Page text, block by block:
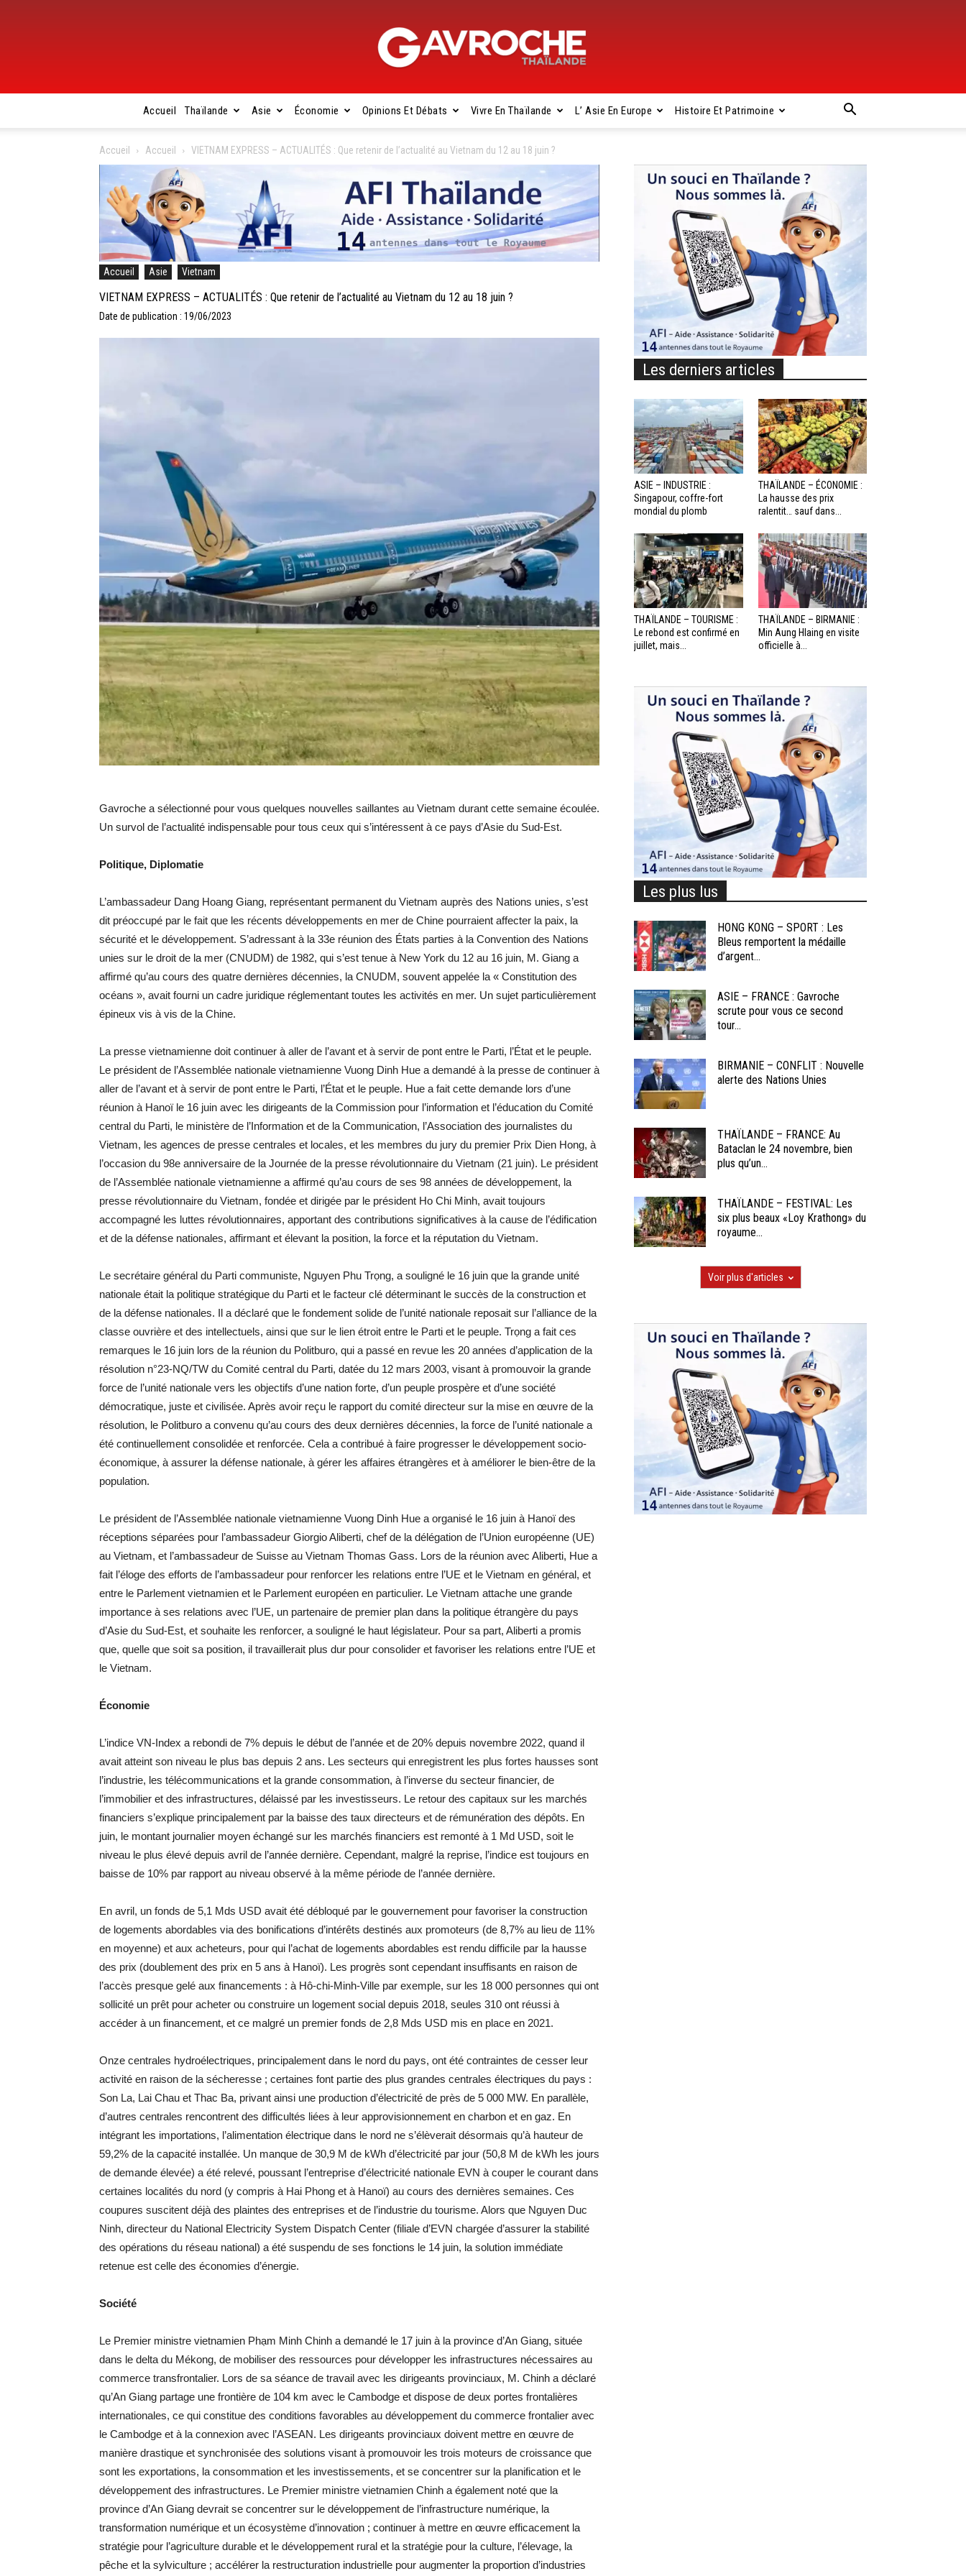
Gavroche
Thaïlande
Accueil Thaïlande Asie Économie Opinions Et Débats Vivre En Thaïlande L’ Asie En Europe Histoire Et Patrimoine
Accueil Accueil VIETNAM EXPRESS – ACTUALITÉS : Que retenir de l’actualité au Vietnam du 12 au 18 juin ?
Accueil Asie Vietnam
VIETNAM EXPRESS – ACTUALITÉS : Que retenir de l’actualité au Vietnam du 12 au 18 juin ?
Date de publication : 19/06/2023
Gavroche a sélectionné pour vous quelques nouvelles saillantes au Vietnam durant cette semaine écoulée.
Un survol de l’actualité indispensable pour tous ceux qui s’intéressent à ce pays d’Asie du Sud-Est.
Politique, Diplomatie
L’ambassadeur Dang Hoang Giang, représentant permanent du Vietnam auprès des Nations unies, s’est
dit préoccupé par le fait que les récents développements en mer de Chine pourraient affecter la paix, la
sécurité et le développement. S’adressant à la 33e réunion des États parties à la Convention des Nations
unies sur le droit de la mer (CNUDM) de 1982, qui s’est tenue à New York du 12 au 16 juin, M. Giang a
affirmé qu’au cours des quatre dernières décennies, la CNUDM, souvent appelée la « Constitution des
océans », avait fourni un cadre juridique réglementant toutes les activités en mer. Un sujet particulièrement
épineux vis à vis de la Chine.
La presse vietnamienne doit continuer à aller de l’avant et à servir de pont entre le Parti, l’État et le peuple.
Le président de l’Assemblée nationale vietnamienne Vuong Dinh Hue a demandé à la presse de continuer à
aller de l’avant et à servir de pont entre le Parti, l’État et le peuple. Hue a fait cette demande lors d’une
réunion à Hanoï le 16 juin avec les dirigeants de la Commission pour l’information et l’éducation du Comité
central du Parti, le ministère de l’Information et de la Communication, l’Association des journalistes du
Vietnam, les agences de presse centrales et locales, et les membres du jury du premier Prix Dien Hong, à
l’occasion du 98e anniversaire de la Journée de la presse révolutionnaire du Vietnam (21 juin). Le président
de l’Assemblée nationale vietnamienne a affirmé qu’au cours de ses 98 années de développement, la
presse révolutionnaire du Vietnam, fondée et dirigée par le président Ho Chi Minh, avait toujours
accompagné les luttes révolutionnaires, apportant des contributions significatives à la cause de l’édification
et de la défense nationales, affirmant et élevant la position, la force et la réputation du Vietnam.
Le secrétaire général du Parti communiste, Nguyen Phu Trọng, a souligné le 16 juin que la grande unité
nationale était la politique stratégique du Parti et le facteur clé déterminant le succès de la construction et
de la défense nationales. Il a déclaré que le fondement solide de l’unité nationale reposait sur l’alliance de la
classe ouvrière et des intellectuels, ainsi que sur le lien étroit entre le Parti et le peuple. Trọng a fait ces
remarques le 16 juin lors de la réunion du Politburo, qui a passé en revue les 20 années d’application de la
résolution n°23-NQ/TW du Comité central du Parti, datée du 12 mars 2003, visant à promouvoir la grande
force de l’unité nationale vers les objectifs d’une nation forte, d’un peuple prospère et d’une société
démocratique, juste et civilisée. Après avoir reçu le rapport du comité directeur sur la mise en œuvre de la
résolution, le Politburo a convenu qu’au cours des deux dernières décennies, la force de l’unité nationale a
été continuellement consolidée et renforcée. Cela a contribué à faire progresser le développement socio-
économique, à assurer la défense nationale, à gérer les affaires étrangères et à améliorer le bien-être de la
population.
Le président de l’Assemblée nationale vietnamienne Vuong Dinh Hue a organisé le 16 juin à Hanoï des
réceptions séparées pour l’ambassadeur Giorgio Aliberti, chef de la délégation de l’Union européenne (UE)
au Vietnam, et l’ambassadeur de Suisse au Vietnam Thomas Gass. Lors de la réunion avec Aliberti, Hue a
fait l’éloge des efforts de l’ambassadeur pour renforcer les relations entre l’UE et le Vietnam en général, et
entre le Parlement vietnamien et le Parlement européen en particulier. Le Vietnam attache une grande
importance à ses relations avec l’UE, un partenaire de premier plan dans la politique étrangère du pays
d’Asie du Sud-Est, et souhaite les renforcer, a souligné le haut législateur. Pour sa part, Aliberti a promis
que, quelle que soit sa position, il travaillerait plus dur pour consolider et favoriser les relations entre l’UE et
le Vietnam.
Économie
L’indice VN-Index a rebondi de 7% depuis le début de l’année et de 20% depuis novembre 2022, quand il
avait atteint son niveau le plus bas depuis 2 ans. Les secteurs qui enregistrent les plus fortes hausses sont
l’industrie, les télécommunications et la grande consommation, à l’inverse du secteur financier, de
l’immobilier et des infrastructures, délaissé par les investisseurs. Le retour des capitaux sur les marchés
financiers s’explique principalement par la baisse des taux directeurs et de rémunération des dépôts. En
juin, le montant journalier moyen échangé sur les marchés financiers est remonté à 1 Md USD, soit le
niveau le plus élevé depuis avril de l’année dernière. Cependant, malgré la reprise, l’indice est toujours en
baisse de 10% par rapport au niveau observé à la même période de l’année dernière.
En avril, un fonds de 5,1 Mds USD avait été débloqué par le gouvernement pour favoriser la construction
de logements abordables via des bonifications d’intérêts destinés aux promoteurs (de 8,7% au lieu de 11%
en moyenne) et aux acheteurs, pour qui l’achat de logements abordables est rendu difficile par la hausse
des prix (doublement des prix en 5 ans à Hanoï). Les progrès sont cependant insuffisants en raison de
l’accès presque gelé aux financements : à Hô-chi-Minh-Ville par exemple, sur les 18 000 personnes qui ont
sollicité un prêt pour acheter ou construire un logement social depuis 2018, seules 310 ont réussi à
accéder à un financement, et ce malgré un premier fonds de 2,8 Mds USD mis en place en 2021.
Onze centrales hydroélectriques, principalement dans le nord du pays, ont été contraintes de cesser leur
activité en raison de la sécheresse ; certaines font partie des plus grandes centrales électriques du pays :
Son La, Lai Chau et Thac Ba, privant ainsi une production d’électricité de près de 5 000 MW. En parallèle,
d’autres centrales rencontrent des difficultés liées à leur approvisionnement en charbon et en gaz. En
intégrant les importations, l’alimentation électrique dans le nord ne s’élèverait désormais qu’à hauteur de
59,2% de la capacité installée. Un manque de 30,9 M de kWh d’électricité par jour (50,8 M de kWh les jours
de demande élevée) a été relevé, poussant l’entreprise d’électricité nationale EVN à couper le courant dans
certaines localités du nord (y compris à Hai Phong et à Hanoï) au cours des dernières semaines. Ces
coupures suscitent déjà des plaintes des entreprises et de l’industrie du tourisme. Alors que Nguyen Duc
Ninh, directeur du National Electricity System Dispatch Center (filiale d’EVN chargée d’assurer la stabilité
des opérations du réseau national) a été suspendu de ses fonctions le 14 juin, la solution immédiate
retenue est celle des économies d’énergie.
Société
Le Premier ministre vietnamien Phạm Minh Chinh a demandé le 17 juin à la province d’An Giang, située
dans le delta du Mékong, de mobiliser des ressources pour développer les infrastructures nécessaires au
commerce transfrontalier. Lors de sa séance de travail avec les dirigeants provinciaux, M. Chinh a déclaré
qu’An Giang partage une frontière de 104 km avec le Cambodge et dispose de deux portes frontalières
internationales, ce qui constitue des conditions favorables au développement du commerce frontalier avec
le Cambodge et à la connexion avec l’ASEAN. Les dirigeants provinciaux doivent mettre en œuvre de
manière drastique et synchronisée des solutions visant à promouvoir les trois moteurs de croissance que
sont les exportations, la consommation et les investissements, et se concentrer sur la planification et le
développement des infrastructures. Le Premier ministre vietnamien Chinh a également noté que la
province d’An Giang devrait se concentrer sur le développement de l’infrastructure numérique, la
transformation numérique et un écosystème d’innovation ; continuer à mettre en œuvre efficacement la
stratégie pour l’agriculture durable et le développement rural et la stratégie pour la culture, l’élevage, la
pêche et la sylviculture ; accélérer la restructuration industrielle pour augmenter la proportion d’industries
Les derniers articles
ASIE – INDUSTRIE :
Singapour, coffre-fort
mondial du plomb
THAÏLANDE – ÉCONOMIE :
La hausse des prix
ralentit… sauf dans...
THAÏLANDE – TOURISME :
Le rebond est confirmé en
juillet, mais...
THAÏLANDE – BIRMANIE :
Min Aung Hlaing en visite
officielle à...
Les plus lus
HONG KONG – SPORT : Les
Bleus remportent la médaille
d’argent...
ASIE – FRANCE : Gavroche
scrute pour vous ce second
tour...
BIRMANIE – CONFLIT : Nouvelle
alerte des Nations Unies
THAÏLANDE – FRANCE: Au
Bataclan le 24 novembre, bien
plus qu’un...
THAÏLANDE – FESTIVAL: Les
six plus beaux «Loy Krathong» du
royaume...
Voir plus d'articles